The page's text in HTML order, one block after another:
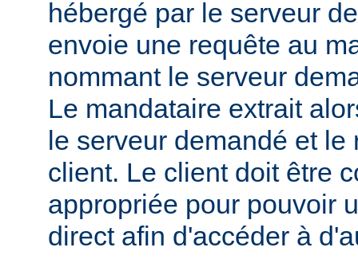
hébergé par le serveur
envoie une requête au
nommant le serveur
Le mandataire extrait
le serveur demandé et
client. Le client doit être
appropriée pour pouvoir
direct afin d'accéder à